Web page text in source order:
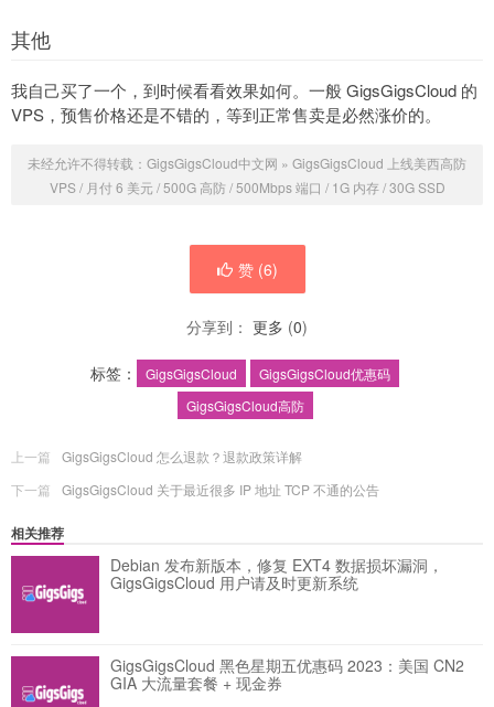
其他
我自己买了一个，到时候看看效果如何。一般 GigsGigsCloud 的
VPS，预售价格还是不错的，等到正常售卖是必然涨价的。
未经允许不得转载： GigsGigsCloud中文网 » GigsGigsCloud 上线美西高防
VPS / 月付 6 美元 / 500G 高防 / 500Mbps 端口 / 1G 内存 / 30G SSD
赞 (6)
分享到： 更多 (0)
标签： GigsGigsCloud
GigsGigsCloud优惠码
GigsGigsCloud高防
上一篇
GigsGigsCloud 怎么退款？退款政策详解
下一篇
GigsGigsCloud 关于最近很多 IP 地址 TCP 不通的公告
相关推荐
Debian 发布新版本，修复 EXT4 数据损坏漏洞，
GigsGigsCloud 用户请及时更新系统
GigsGigsCloud 黑色星期五优惠码 2023：美国 CN2
GIA 大流量套餐 + 现金券